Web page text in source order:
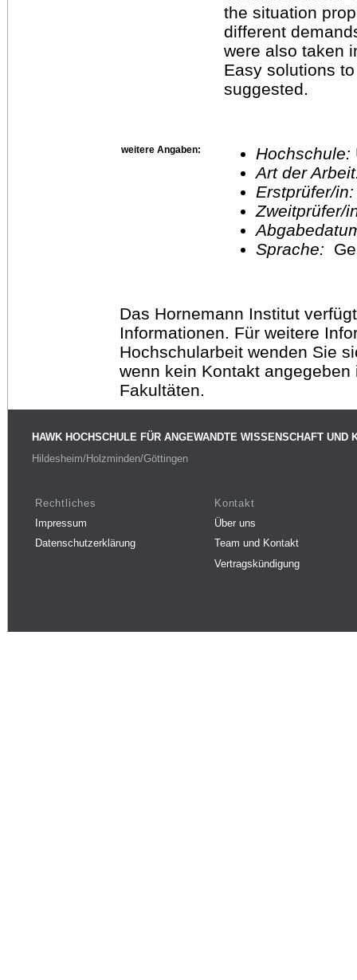
the situation
different
were also taken
Easy solutions
suggested.
weitere Angaben: Hochschule:
Art der
Erstprüfer/
Sprache:
Das Hornemann Institut
Informationen. Für weitere
Hochschularbeit wenden Sie
wenn kein Kontakt
Fakultäten.
HAWK HOCHSCHULE FÜR ANGEWANDTE WISSENSCHAFT UND
Hildesheim/Holzminden/Göttingen
Rechtliches
Impressum
Datenschutzerklärung
Kontakt
Über uns
Team und Kontakt
Vertragskündigung